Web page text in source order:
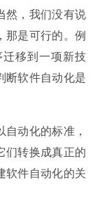
然，我们没有说
那是可行的。例
移到一项新技
断软件自动化是
动化的标准，
们转换成真正的
软件自动化的关